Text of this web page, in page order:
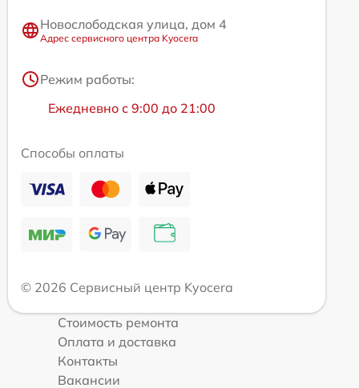
Новослободская улица, дом 4
Адрес сервисного центра Kyocera
Режим работы:
Ежедневно с 9:00 до 21:00
Способы оплаты
© 2026 Сервисный центр Kyocera
Стоимость ремонта
Оплата и доставка
Контакты
Вакансии